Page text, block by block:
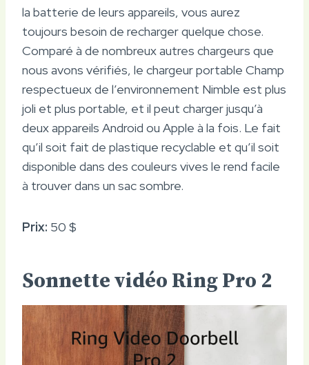
la batterie de leurs appareils, vous aurez
toujours besoin de recharger quelque chose.
Comparé à de nombreux autres chargeurs que
nous avons vérifiés, le chargeur portable Champ
respectueux de l’environnement Nimble est plus
joli et plus portable, et il peut charger jusqu’à
deux appareils Android ou Apple à la fois. Le fait
qu’il soit fait de plastique recyclable et qu’il soit
disponible dans des couleurs vives le rend facile
à trouver dans un sac sombre.
Prix: 50 $
Sonnette vidéo Ring Pro 2